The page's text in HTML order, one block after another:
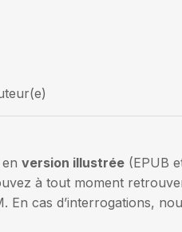
version illustrée (EPUB
à tout moment
cas d’interrogations,